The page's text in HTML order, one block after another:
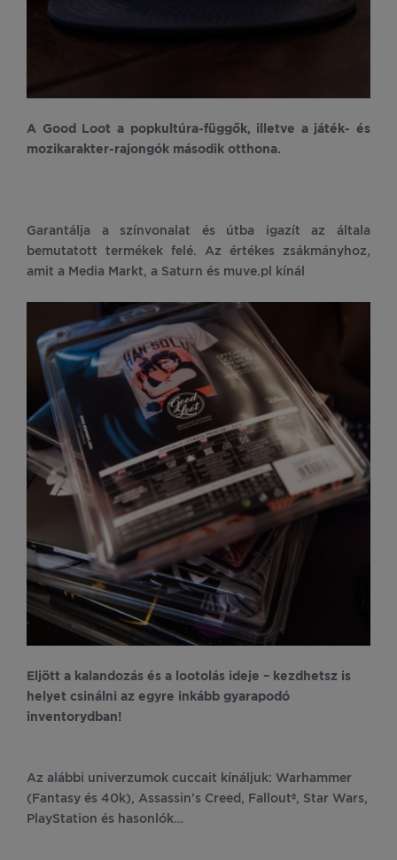
A Good Loot a popkultúra-függők, illetve a játék- és
mozikarakter-rajongók második otthona.
Garantálja a színvonalat és útba igazít az általa
bemutatott termékek felé. Az értékes zsákmányhoz,
amit a Media Markt, a Saturn és muve.pl kínál
Eljött a kalandozás és a lootolás ideje – kezdhetsz is
helyet csinálni az egyre inkább gyarapodó
inventorydban!
Az alábbi univerzumok cuccait kínáljuk: Warhammer
(Fantasy és 40k), Assassin’s Creed, Fallout®, Star Wars,
PlayStation és hasonlók…